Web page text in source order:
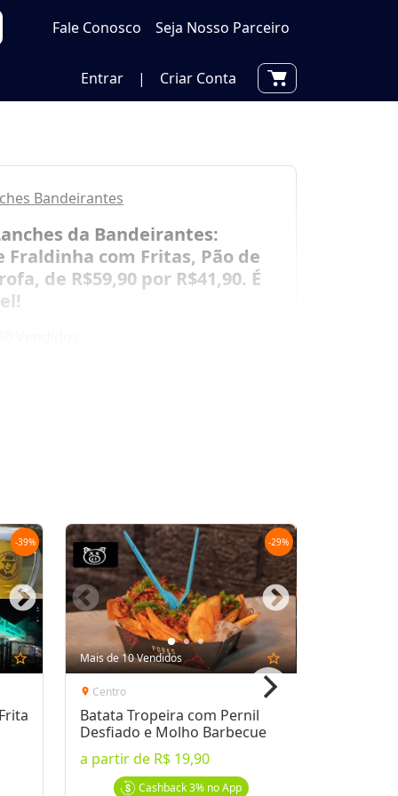
Fale Conosco Seja Nosso Parceiro
Entrar | Criar Conta
Bandeirantes
da Bandeirantes:
Fraldinha com Fritas, Pão de
de R$59,90 por R$41,90. É
lock Transação Segura
-39%
star_outline
-29%
Mais de 10 Vendidos star_outline
location_on Centro
Batata Tropeira com Pernil
Desfiado e Molho Barbecue
a partir de R$ 19,90
Cashback3%no App